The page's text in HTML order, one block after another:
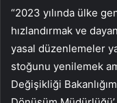
“2023 yılında ülke
hızlandırmak ve
yasal düzenlemeler
stoğunu yenilemek
Değişikliği